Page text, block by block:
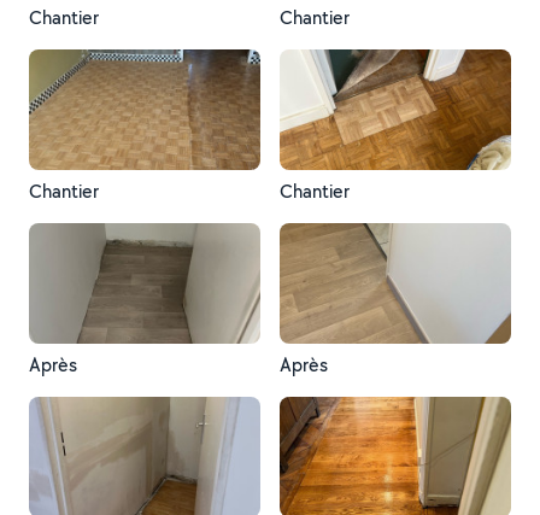
Chantier Chantier
Chantier Chantier
Après Après